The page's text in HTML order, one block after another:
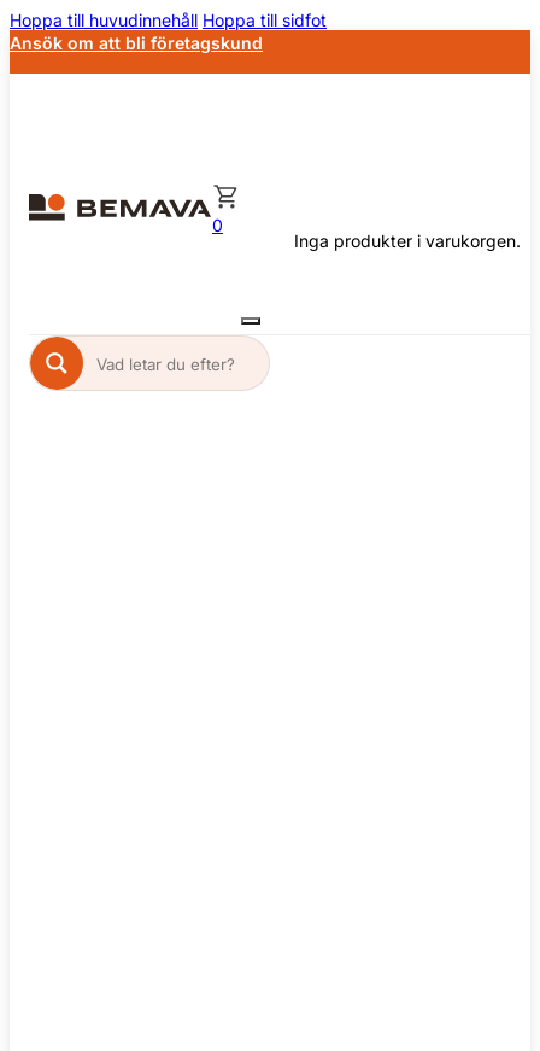
Hoppa till huvudinnehåll Hoppa till sidfot
Ansök om att bli företagskund
0
Inga produkter i varukorgen.